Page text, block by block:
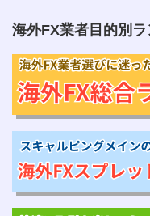
海外FX業者目的別